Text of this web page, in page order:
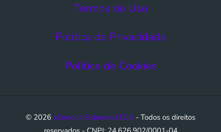
Termos de Uso​
Política de Privacidade
Política de Cookies
© 2026 eCondos Sistemas LTDA - Todos os direitos